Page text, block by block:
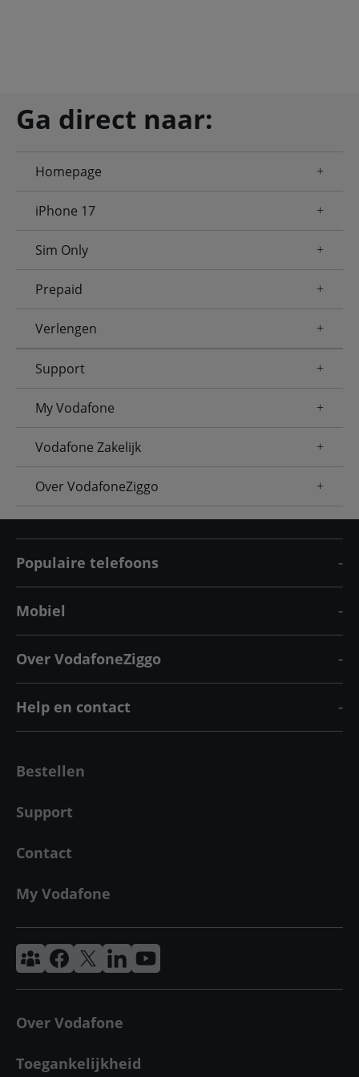
Ga direct naar:
Homepage
iPhone 17
Sim Only
Prepaid
Verlengen
Support
My Vodafone
Vodafone Zakelijk
Over VodafoneZiggo
Populaire telefoons
Mobiel
Over VodafoneZiggo
Help en contact
Bestellen
Support
Contact
My Vodafone
Vodafone & Ziggo Community
Vodafone Facebook
Vodafone XVodafoneZiggo LinkedIn
Vodafone YouTube
Over Vodafone
Toegankelijkheid